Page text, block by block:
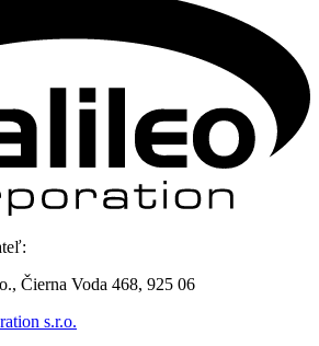
Čierna Voda 468, 925 06
s.r.o.